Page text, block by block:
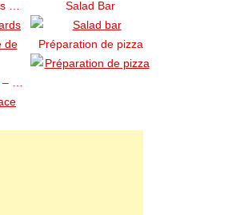
Salad Bar
Préparation de pizza